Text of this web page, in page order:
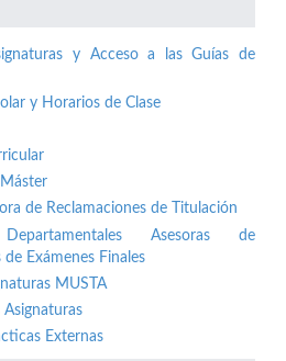
y Acceso a las Guías de
y Horarios de Clase
Máster
de Reclamaciones de Titulación
Asesoras de
de Exámenes Finales
MUSTA
Externas